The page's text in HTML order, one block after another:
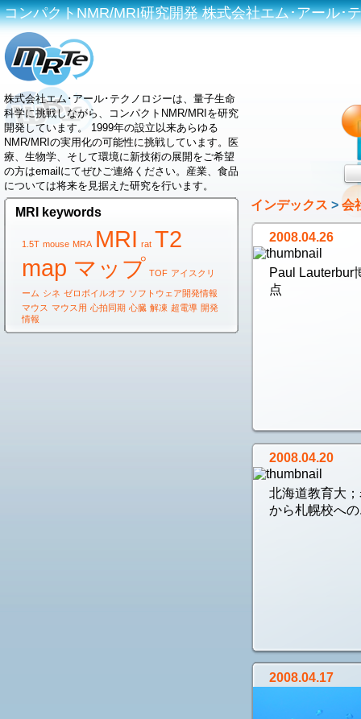
コンパクトNMR/MRI研究開発 株式会社エム･アール･
株式会社エム･アール･テクノロジーは、量子生命
科学に挑戦しながら、コンパクトNMR/MRIを研究
開発しています。 1999年の設立以来あらゆる
NMR/MRIの実用化の可能性に挑戦しています。医
療、生物学、そして環境に新技術の展開をご希望
の方はemailにてぜひご連絡ください。産業、食品
については将来を見据えた研究を行います。
MRI keywords
1.5T mouse MRA MRI rat T2
map マップ TOF アイスクリ
ーム シネ ゼロボイルオフ ソフトウェア開発情報
マウス マウス用 心拍同期 心臓 解凍 超電導 開発
情報
インデックス > 会
2008.04.26
Paul Lauterbur
点
2008.04.20
北海道教育大
から札幌校への
2008.04.17